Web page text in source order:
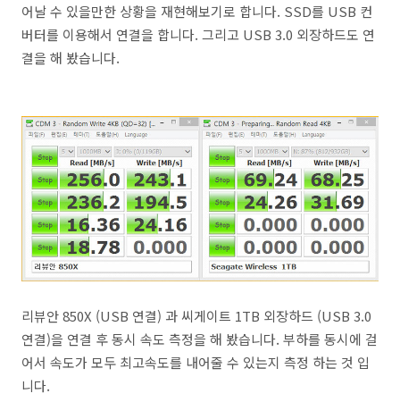
어날 수 있을만한 상황을 재현해보기로 합니다. SSD를 USB 컨
버터를 이용해서 연결을 합니다. 그리고 USB 3.0 외장하드도 연
결을 해 봤습니다.
리뷰안 850X (USB 연결) 과 씨게이트 1TB 외장하드 (USB 3.0
연결)을 연결 후 동시 속도 측정을 해 봤습니다. 부하를 동시에 걸
어서 속도가 모두 최고속도를 내어줄 수 있는지 측정 하는 것 입
니다.